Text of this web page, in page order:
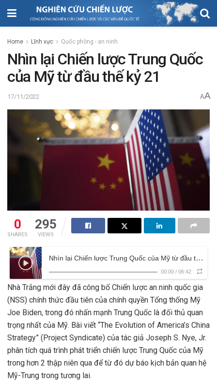
Home Lĩnh vực Quốc phòng - an ninh
Nhìn lại Chiến lược Trung Quốc
của Mỹ từ đầu thế kỷ 21
17/11/2022 AA
0
SHARES
295
VIEWS
Nhìn lại Chiến lược Trung Quốc của Mỹ từ đầu thế kỷ 21
00:00 / 06:42
Nhà Trắng mới đây đã công bố Chiến lược an ninh quốc gia
(NSS) chính thức đầu tiên của chính quyền Tổng thống Mỹ
Joe Biden, trong đó nhấn mạnh Trung Quốc là đối thủ quan
trọng nhất của Mỹ. Bài viết “The Evolution of America’s China
Strategy” (Project Syndicate) của tác giả Joseph S. Nye, Jr.
phân tích quá trình phát triển chiến lược Trung Quốc của Mỹ
trong hơn 2 thập niên qua để từ đó dự báo kịch bản quan hệ
Mỹ-Trung trong tương lai.